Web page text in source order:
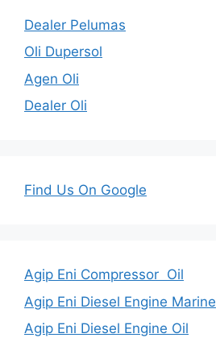
Dealer Pelumas
Oli Dupersol
Agen Oli
Dealer Oli
Find Us On Google
Agip Eni Compressor Oil
Agip Eni Diesel Engine Marine
Agip Eni Diesel Engine Oil